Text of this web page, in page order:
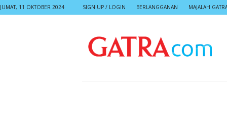
JUMAT, 11 OKTOBER 2024 SIGN UP / LOGIN BERLANGGANAN MAJALAH